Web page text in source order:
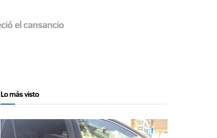
el cansancio
Lo más visto